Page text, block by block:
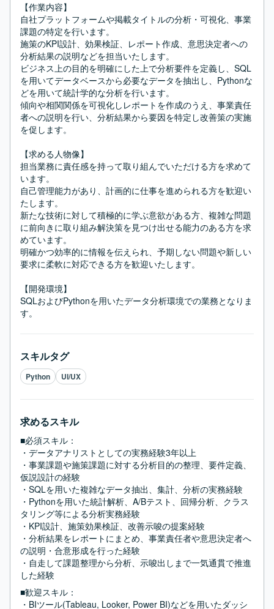
【作業内容】
自社プラットフォームや掲載タイトルの分析・可視化、事業
課題の特定を行います。
施策のKPI設計、効果検証、レポート作成、意思決定者への
分析結果の説明などを担当いたします。
ビジネス上の目的を明確にした上で分析要件を定義し、SQL
を用いてデータベースから必要なデータを抽出し、Pythonな
どを用いて統計学的な分析を行います。
傾向や相関関係を可視化しレポートを作成のうえ、事業責任
者への説明を行い、分析結果から要因を特定し改善策の実施
を促します。
【求める人物像】
担当業務に責任感を持って取り組んでいただける方を求めて
います。
自己管理能力があり、計画的に仕事を進められる方を歓迎い
たします。
新たな技術に対して積極的に学ぶ意欲がある方、複雑な問題
に前向きに取り組み解決策を見つけ出せる能力のある方を求
めています。
明確かつ効率的に情報を伝えられ、予期しない問題や新しい
要求に柔軟に対応できる方を歓迎いたします。
【開発環境】
SQLおよびPythonを用いたデータ分析環境での業務となりま
す。
スキルタグ
Python UI/UX
求めるスキル
■必須スキル：
・データアナリストとしての実務経験3年以上
・事業課題や施策課題に対する分析目的の整理、要件定義、
仮説設計の経験
・SQLを用いた複雑なデータ抽出、集計、分析の実務経験
・Pythonを用いた統計解析、A/Bテスト、回帰分析、クラス
タリング等による分析実務経験
・KPI設計、施策効果検証、改善示唆の提案経験
・分析結果をレポートにまとめ、事業責任者や意思決定者へ
の説明・合意形成を行った経験
・自走して課題整理から分析、示唆出しまで一気通貫で推進
した経験
■歓迎スキル：
・BIツール(Tableau, Looker, Power BI)などを用いたダッシ